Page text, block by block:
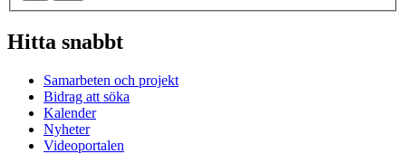
Hitta snabbt
Samarbeten och projekt
Bidrag att söka
Kalender
Nyheter
Videoportalen